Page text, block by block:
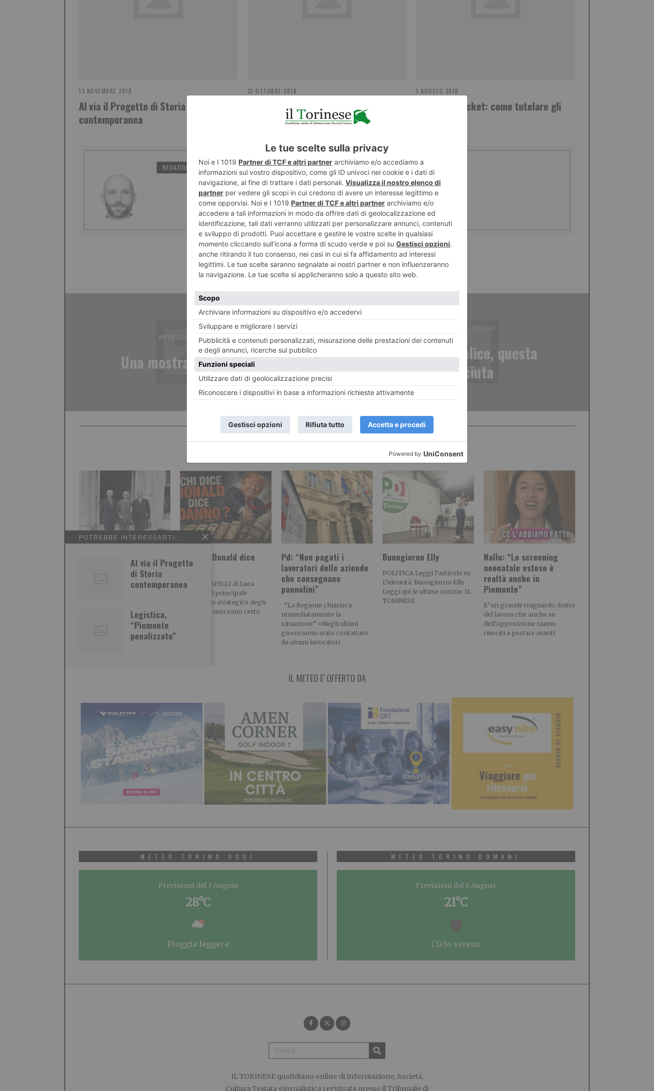
13 NOVEMBRE 2018
Al via il Progetto di Storia
contemporanea
31 OTTOBRE 2018
Logistica, “Piemonte penalizzato”
1 AGOSTO 2018
Grana Qui Ticket: come tutelare gli
REDAZIONE IL TORINESE POST RECENTI
POTREBBE INTERESSARTI...
Al via il Progetto
di Storia
contemporanea
Logistica,
“Piemonte
penalizzato”
ARTICOLO PRECEDENTE
Una mostra d’arte in volo
ARTICOLO SUCCESSIVO
Piazza Carlo Felice, questa
sconosciuta
Ennio Caretto: Gli “Anni
furenti” degli Usa
FINESTRA SUL MONDO Nel
nuovo sulla politica estera. O
Chi dice Donald dice
Danno?
IL PUNTASPILLI di Luca
Martina Il principale
patrimonio strategico degli
Stati Uniti non sono certo
Pd: “Non pagati i
lavoratori delle aziende
che consegnano
pannolini”
“La Regione chiarisca
immediatamente la
situazione” «Negli ultimi
giorni sono stato contattato
da alcuni lavoratori
Buongiorno Elly
POLITICA Leggi l’articolo su
L’identità: Buongiorno Elly
Leggi qui le ultime notizie: IL
TORINESE
Nallo: “Lo screening
neonatale esteso è
realtà anche in
Piemonte”
E’ un grande traguardo, frutto
del lavoro che anche se
dell’opposizione siamo
riusciti a portare avanti
IL METEO E' OFFERTO DA
METEO TORINO OGGI
Previsioni del 7 August
28°C
pioggia leggera
METEO TORINO DOMANI
Previsioni del 8 August
21°C
cielo sereno
IL TORINESEquotidiano online di Informazione, Società,
Cultura Testata giornalistica registrata presso il Tribunale di